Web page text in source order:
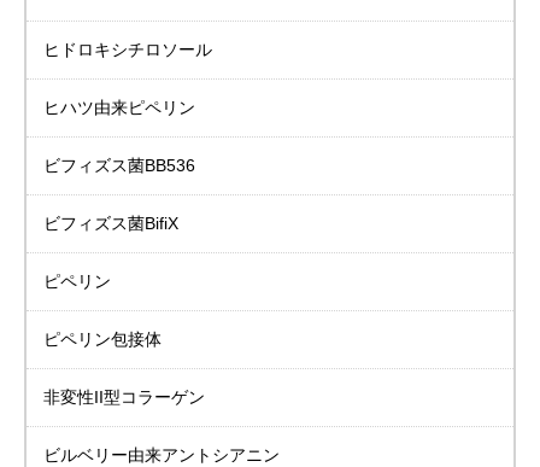
ヒドロキシチロソール
ヒハツ由来ピペリン
ビフィズス菌BB536
ビフィズス菌BifiX
ピペリン
ピペリン包接体
非変性II型コラーゲン
ビルベリー由来アントシアニン